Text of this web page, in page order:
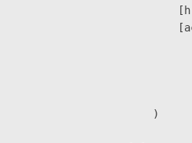
                        )